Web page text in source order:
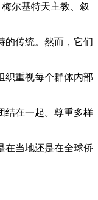
梅尔基特天主教、叙
的传统。然而，它们
织重视每个群体内部
结在一起。尊重多样
在当地还是在全球侨